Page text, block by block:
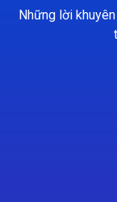
Những lời